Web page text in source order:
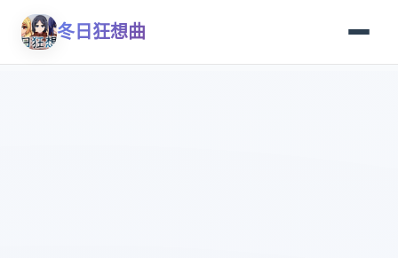
冬日狂想曲